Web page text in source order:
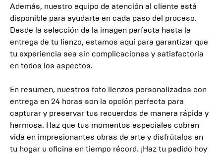
Además, nuestro equipo de atención al cliente está
disponible para ayudarte en cada paso del proceso.
Desde la selección de la imagen perfecta hasta la
entrega de tu lienzo, estamos aquí para garantizar que
tu experiencia sea sin complicaciones y satisfactoria
en todos los aspectos.
En resumen, nuestros foto lienzos personalizados con
entrega en 24 horas son la opción perfecta para
capturar y preservar tus recuerdos de manera rápida y
hermosa. Haz que tus momentos especiales cobren
vida en impresionantes obras de arte y disfrútalos en
tu hogar u oficina en tiempo récord. ¡Haz tu pedido hoy